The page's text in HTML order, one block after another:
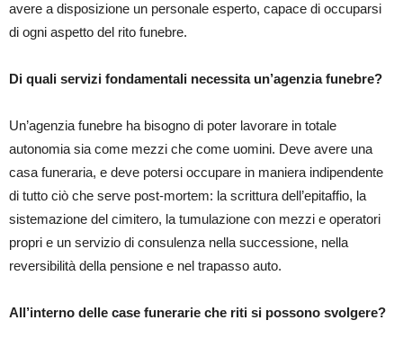
avere a disposizione un personale esperto, capace di occuparsi
di ogni aspetto del rito funebre.
Di quali servizi fondamentali necessita un’agenzia funebre?
Un’agenzia funebre ha bisogno di poter lavorare in totale
autonomia sia come mezzi che come uomini. Deve avere una
casa funeraria, e deve potersi occupare in maniera indipendente
di tutto ciò che serve post-mortem: la scrittura dell’epitaffio, la
sistemazione del cimitero, la tumulazione con mezzi e operatori
propri e un servizio di consulenza nella successione, nella
reversibilità della pensione e nel trapasso auto.
All’interno delle case funerarie che riti si possono svolgere?